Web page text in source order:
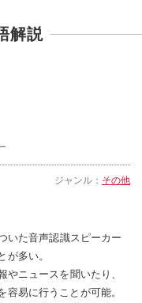
解説
ジャンル： その他
いた音声認識スピーカー
が多い。
ニュースを聞いたり、
容易に行うことが可能。